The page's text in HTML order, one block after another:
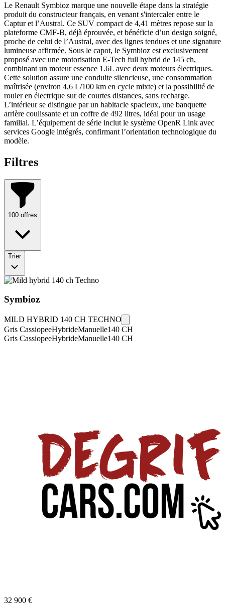
Le Renault Symbioz marque une nouvelle étape dans la stratégie
produit du constructeur français, en venant s'intercaler entre le
Captur et l’Austral. Ce SUV compact de 4,41 mètres repose sur la
plateforme CMF-B, déjà éprouvée, et bénéficie d’un design soigné,
proche de celui de l’Austral, avec des lignes tendues et une signature
lumineuse affirmée. Sous le capot, le Symbioz est exclusivement
proposé avec une motorisation E-Tech full hybrid de 145 ch,
combinant un moteur essence 1.6L avec deux moteurs électriques.
Cette solution assure une conduite silencieuse, une consommation
maîtrisée (environ 4,6 L/100 km en cycle mixte) et la possibilité de
rouler en électrique sur de courtes distances, sans recharge.
L’intérieur se distingue par un habitacle spacieux, une banquette
arrière coulissante et un coffre de 492 litres, idéal pour un usage
familial. L’équipement de série inclut le système OpenR Link avec
services Google intégrés, confirmant l’orientation technologique du
modèle.
Filtres
100 offres
Trier
Symbioz
MILD HYBRID 140 CH TECHNO
Gris CassiopeeHybrideManuelle140 CH
Gris CassiopeeHybrideManuelle140 CH
32 900 €